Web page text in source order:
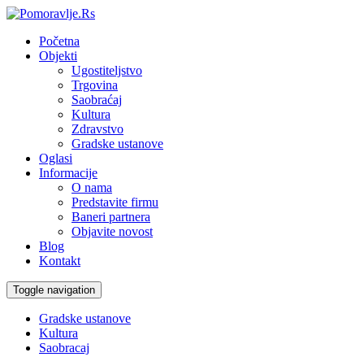
Početna
Objekti
Ugostiteljstvo
Trgovina
Saobraćaj
Kultura
Zdravstvo
Gradske ustanove
Oglasi
Informacije
O nama
Predstavite firmu
Baneri partnera
Objavite novost
Blog
Kontakt
Toggle navigation
Gradske ustanove
Kultura
Saobracaj